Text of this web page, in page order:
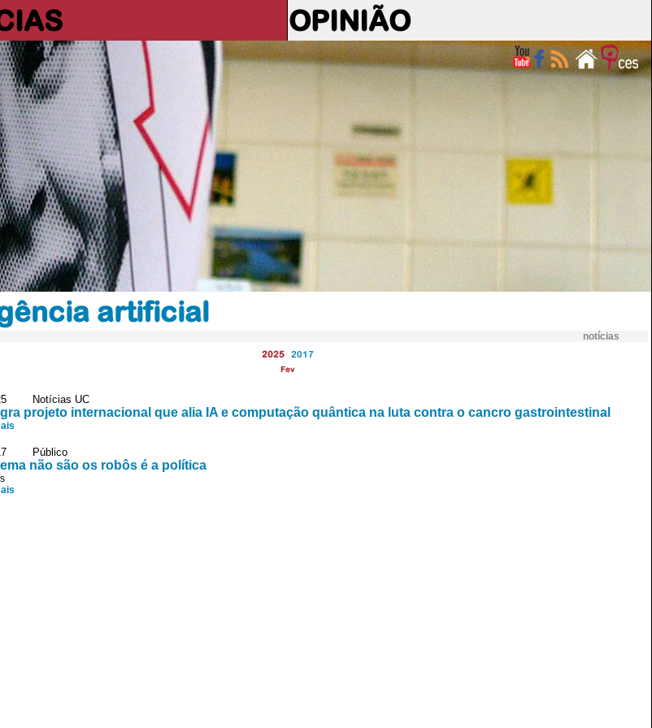
OPINIÃO
artificial
notícias
2025 2017
Fev
Notícias UC
projeto internacional que alia IA e computação quântica na luta contra o cancro gastrointestinal
Público
não são os robôs é a política